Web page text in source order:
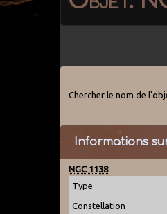
Chercher le nom de
Informations
NGC 1138
Type
Constellation